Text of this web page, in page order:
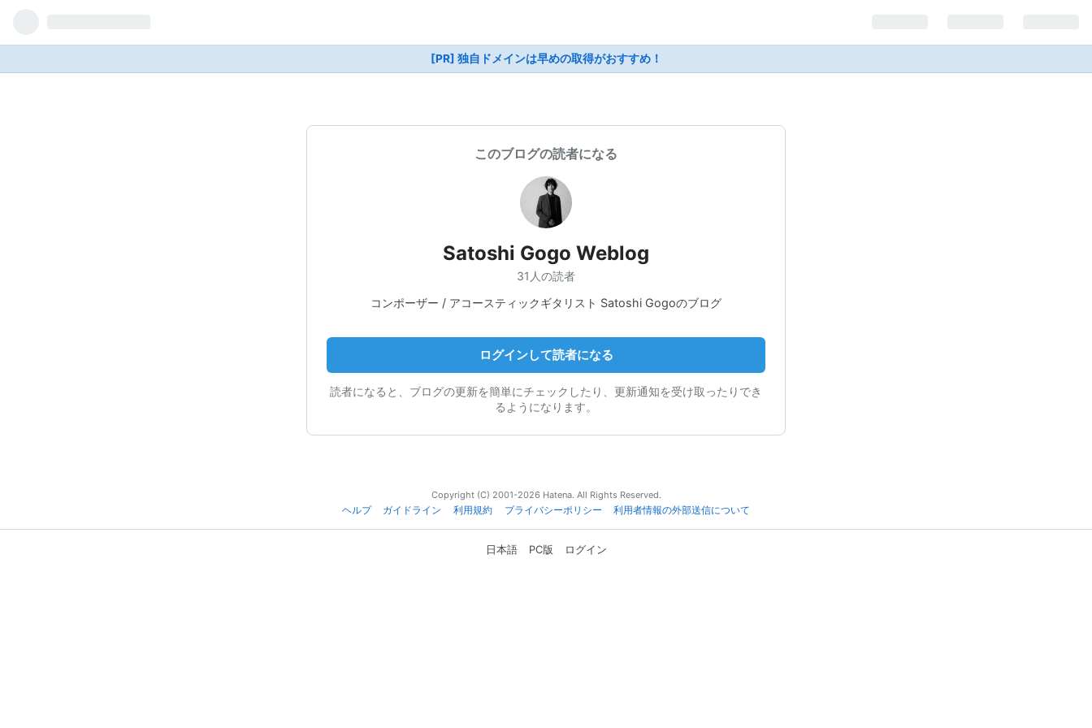
[PR] 独自ドメインは早めの取得がおすすめ！
このブログの読者になる
Satoshi Gogo Weblog
31人の読者
コンポーザー / アコースティックギタリスト Satoshi Gogoのブログ
ログインして読者になる
読者になると、ブログの更新を簡単にチェックしたり、更新通知を受け取ったりでき
るようになります。
Copyright (C) 2001-2026 Hatena. All Rights Reserved.
ヘルプ
ガイドライン 利用規約 プライバシーポリシー 利用者情報の外部送信について
日本語 PC版 ログイン